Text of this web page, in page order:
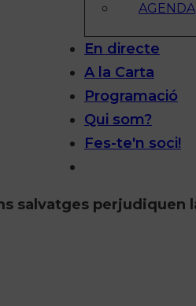
AGENDA
En directe
A la Carta
Programació
Qui som?
Fes-te'n soci!
salvatges perjudiquen